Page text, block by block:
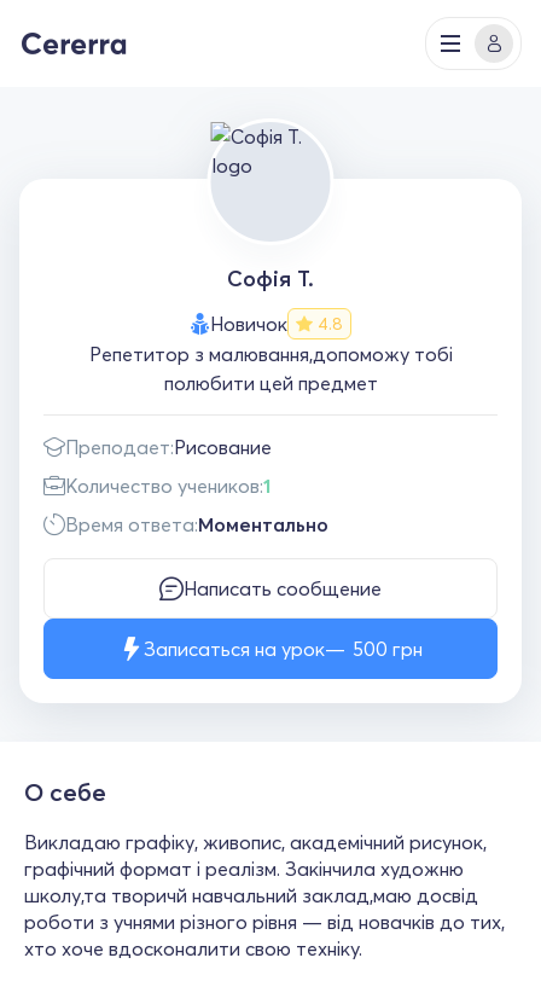
Софія Т.
Новичок 4.8
Репетитор з малювання,допоможу тобі
полюбити цей предмет
Преподает:Рисование
Количество учеников:1
Время ответа:Моментально
Написать сообщение
Записаться на урок 500 грн
О себе
Викладаю графіку, живопис, академічний рисунок,
графічний формат і реалізм. Закінчила художню
школу,та творичй навчальний заклад,маю досвід
роботи з учнями різного рівня — від новачків до тих,
хто хоче вдосконалити свою техніку.